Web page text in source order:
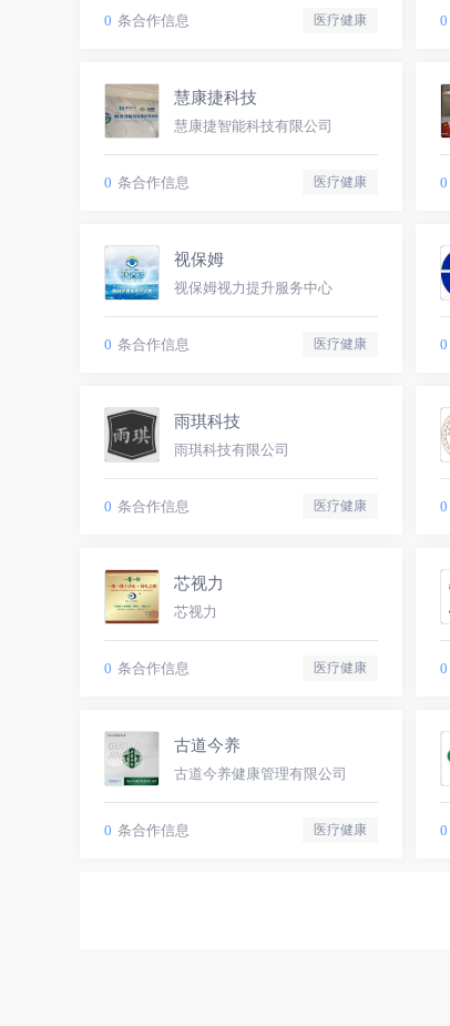
0 条合作信息 医疗健康 0
慧康捷科技
慧康捷智能科技有限公司
0 条合作信息 医疗健康 0
视保姆
视保姆视力提升服务中心
0 条合作信息 医疗健康 0
雨琪科技
雨琪科技有限公司
0 条合作信息 医疗健康 0
芯视力
芯视力
0 条合作信息 医疗健康 0
古道今养
古道今养健康管理有限公司
0 条合作信息 医疗健康 0